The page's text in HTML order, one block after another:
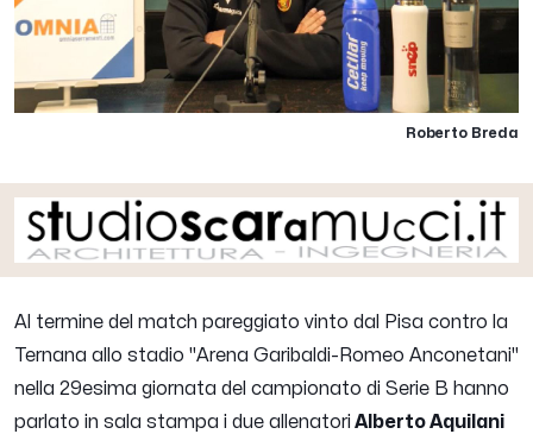
Roberto Breda
Al termine del match pareggiato vinto dal Pisa contro la
Ternana allo stadio "Arena Garibaldi-Romeo Anconetani"
nella 29esima giornata del campionato di Serie B hanno
parlato in sala stampa i due allenatori Alberto Aquilani